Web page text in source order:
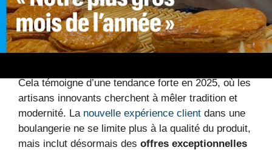
Satisfaire sa clientèle en proposant une
expérience unique
Renforcer sa visibilité dans la région et en
ligne
Cela témoigne d’une tendance forte en 2025, où les
artisans innovants cherchent à mêler tradition et
modernité. La nouvelle expérience client dans une
boulangerie ne se limite plus à la qualité du produit,
mais inclut désormais des offres exceptionnelles